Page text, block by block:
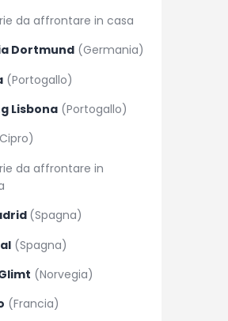
da affrontare in casa
Dortmund (Germania)
(Portogallo)
Lisbona (Portogallo)
da affrontare in
(Spagna)
(Spagna)
(Norvegia)
(Francia)